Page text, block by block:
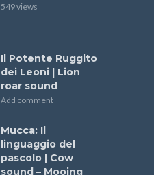
549 views
Il Potente Ruggito
dei Leoni | Lion
roar sound
Add comment
Mucca: Il
linguaggio del
pascolo | Cow
sound – Mooing